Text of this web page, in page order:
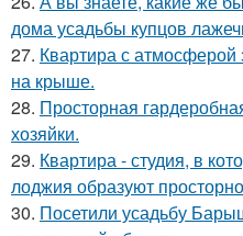
дома усадьбы купцов
27. Квартира с
на крыше.
28. Просторная
хозяйки.
29. Квартира - студия, в
лоджия образуют
30. Посетили усадьбу